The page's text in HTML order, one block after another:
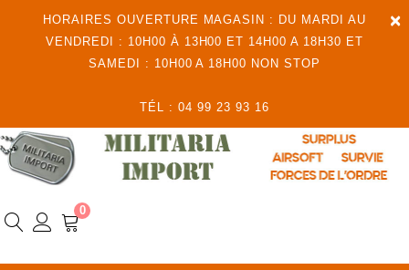
×
HORAIRES OUVERTURE MAGASIN : DU MARDI AU
VENDREDI : 10H00 À 13H00 ET 14H00 A 18H30 ET
SAMEDI : 10H00 A 18H00 NON STOP
TÉL : 04 99 23 93 16
0